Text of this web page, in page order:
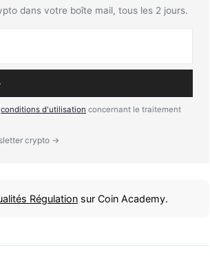
dans votre boîte mail, tous les 2 jours.
conditions d'utilisation concernant le traitement
crypto →
Régulation sur Coin Academy.